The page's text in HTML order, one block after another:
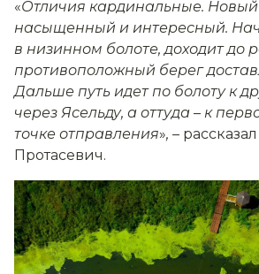
«Отличия кардинальные.
насыщенный и интересный.
в низинном болоте, доходит до
противоположный берег
Дальше путь идет по болоту к
через Ясельду, а оттуда – к
точке отправления», –
Протасевич.